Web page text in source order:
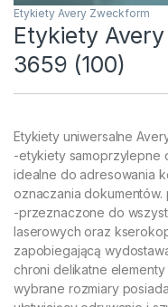
Etykiety Avery Zweckform
Etykiety
3659 (100)
Etykiety uniwersalne
-etykiety samoprzylepne
idealne do adresowania
oznaczania
-przeznaczone do
laserowych oraz
zapobiegającą
chroni delikatne
wybrane rozmiary